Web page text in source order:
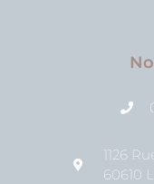
1126
60610